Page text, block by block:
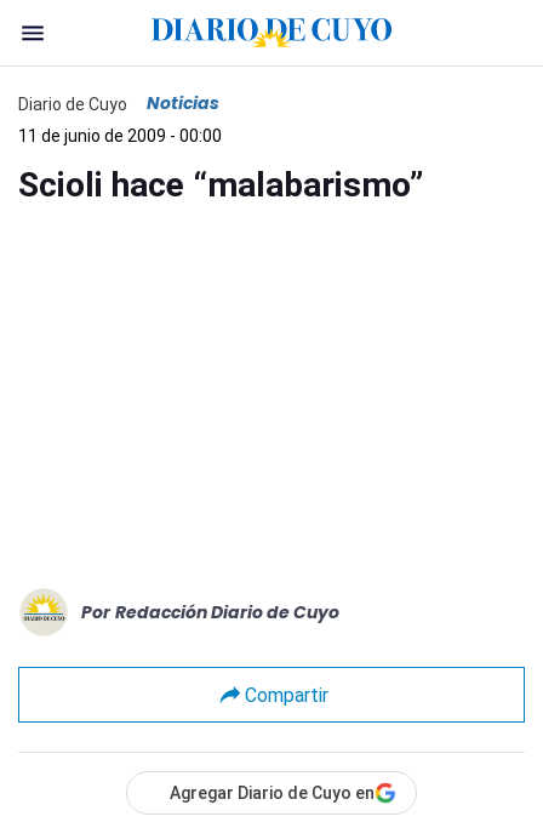
Diario de Cuyo Noticias
11 de junio de 2009 - 00:00
Scioli hace “malabarismo”
Por Redacción Diario de Cuyo
Compartir
Agregar Diario de Cuyo en